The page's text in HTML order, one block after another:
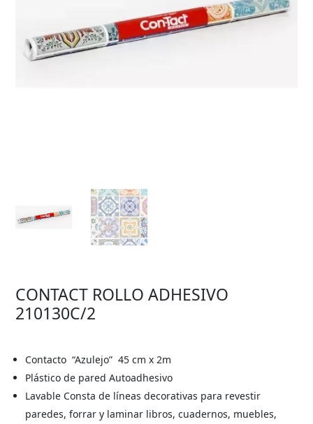
CONTACT ROLLO ADHESIVO
210130C/2
Contacto “Azulejo”45 cm x 2m
Plástico de pared Autoadhesivo
Lavable Consta de líneas decorativas para revestir
paredes, forrar y laminar libros, cuadernos, muebles,